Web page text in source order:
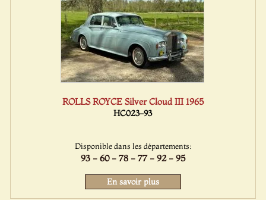
ROLLS ROYCE Silver Cloud III 1965
HC023-93
Disponible dans les départements:
93 - 60 - 78 - 77 - 92 - 95
En savoir plus